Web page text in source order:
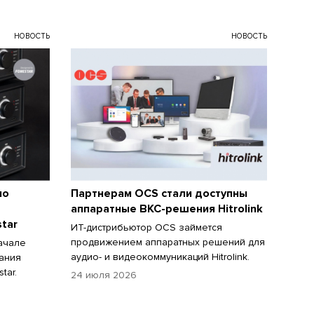
НОВОСТЬ НОВОСТЬ
Партнерам OCS стали доступны
аппаратные ВКС-решения Hitrolink
ИТ-дистрибьютор OCS займется
продвижением аппаратных решений для
аудио- и видеокоммуникаций Hitrolink.
24 июля 2026